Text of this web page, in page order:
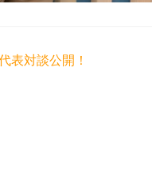
表対談公開！